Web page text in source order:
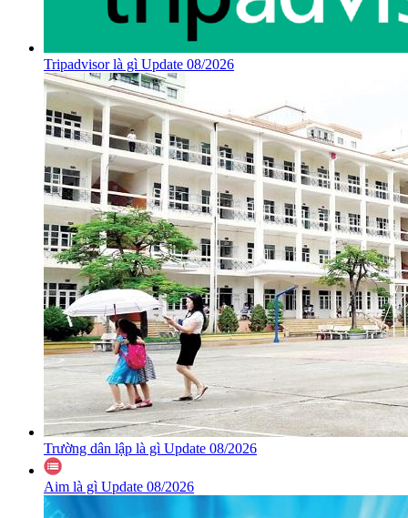
Tripadvisor là gì Update 08/2026
Trường dân lập là gì Update 08/2026
Aim là gì Update 08/2026